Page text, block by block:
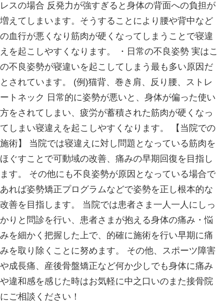
寝違えとは？
2023.11.15 | Category: 院長、スタッ
まず「寝違え」は医学的な病名では
「急性疼痛性頸部拘縮（きゅうせい
ぶこうしゅく）」といいます。 不自
寝たりすることで首に負担がかかり
に炎症が起こってしまい痛みや動か
症状が出ます。 ・こんなお悩みでお
か？ ①朝起きたら急に首が痛くなっ
かしずらい、動かせない ③何度も寝
いる ④首から腰にかけて凝っている